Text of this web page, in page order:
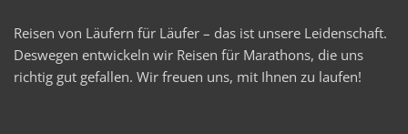
Reisen von Läufern für Läufer – das ist unsere Leidenschaft.
Deswegen entwickeln wir Reisen für Marathons, die uns
richtig gut gefallen. Wir freuen uns, mit Ihnen zu laufen!